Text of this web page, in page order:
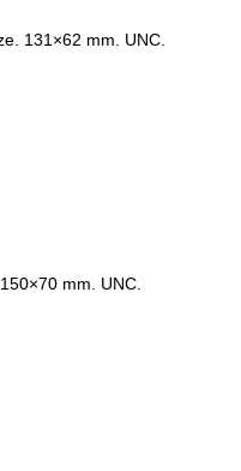
131×62 mm. UNC.
mm. UNC.